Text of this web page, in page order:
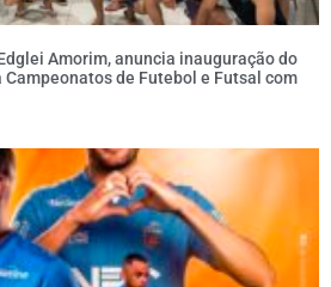
Amorim, anuncia inauguração do
de Futebol e Futsal com